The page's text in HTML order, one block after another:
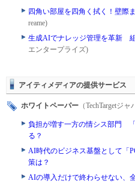
四角い部屋を四角く拭く！壁際
reame)
生成AIでナレッジ管理を革新
エンタープライズ)
アイティメディアの提供サービス
ホワイトペーパー （TechTargetジ
負担が増す一方の情シス部門
る？
AI時代のビジネス基盤として「
策は？
AIの導入だけで終わらせない、